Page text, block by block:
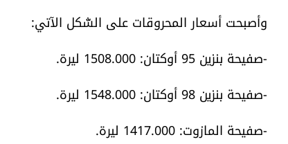
وأصبحت أسعار المحروقات على الشّكل الآتي:
-صفيحة بنزين 95 أوكتان: 1508.000 ليرة.
-صفيحة بنزين 98 أوكتان: 1548.000 ليرة.
-صفيحة المازوت: 1417.000 ليرة.